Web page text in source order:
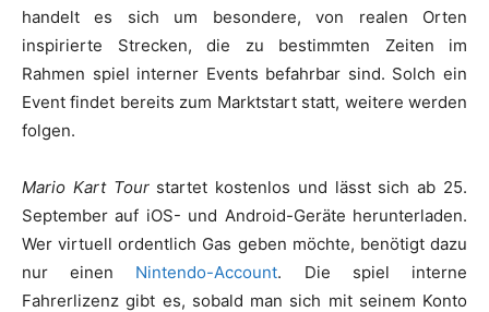
handelt es sich um besondere, von realen Orten
inspirierte Strecken, die zu bestimmten Zeiten im
Rahmen spiel interner Events befahrbar sind. Solch ein
Event findet bereits zum Marktstart statt, weitere werden
folgen.
Mario Kart Tourstartet kostenlos und lässt sich ab 25.
September auf iOS- und Android-Geräte herunterladen.
Wer virtuell ordentlich Gas geben möchte, benötigt dazu
nur einen Nintendo-Account. Die spiel interne
Fahrerlizenz gibt es, sobald man sich mit seinem Konto